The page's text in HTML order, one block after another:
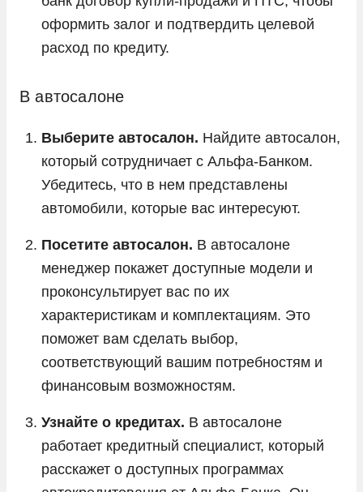
оформить залог и подтвердить целевой
расход по кредиту.
В автосалоне
Выберите автосалон. Найдите автосалон,
который сотрудничает с Альфа-Банком.
Убедитесь, что в нем представлены
автомобили, которые вас интересуют.
Посетите автосалон. В автосалоне
менеджер покажет доступные модели и
проконсультирует вас по их
характеристикам и комплектациям. Это
поможет вам сделать выбор,
соответствующий вашим потребностям и
финансовым возможностям.
Узнайте о кредитах. В автосалоне
работает кредитный специалист, который
расскажет о доступных программах